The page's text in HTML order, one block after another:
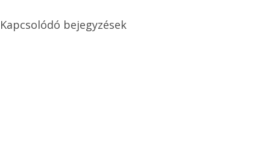
Kapcsolódó bejegyzések